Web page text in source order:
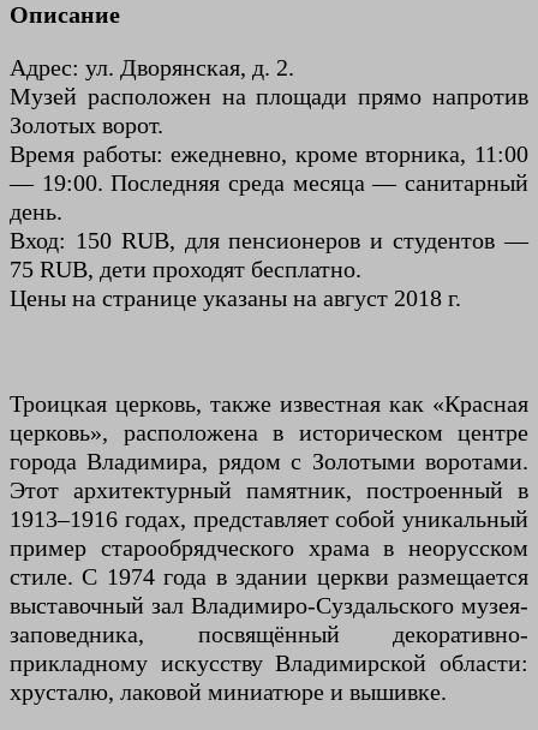
Описание
Адрес: ул. Дворянская, д. 2.
Музей расположен на площади прямо напротив
Золотых ворот.
Время работы: ежедневно, кроме вторника, 11:00
— 19:00. Последняя среда месяца — санитарный
день.
Вход: 150 RUB, для пенсионеров и студентов —
75 RUB, дети проходят бесплатно.
Цены на странице указаны на август 2018 г.
Троицкая церковь, также известная как «Красная
церковь», расположена в историческом центре
города Владимира, рядом с Золотыми воротами.
Этот архитектурный памятник, построенный в
1913–1916 годах, представляет собой уникальный
пример старообрядческого храма в неорусском
стиле. С 1974 года в здании церкви размещается
выставочный зал Владимиро-Суздальского музея-
заповедника, посвящённый декоративно-
прикладному искусству Владимирской области:
хрусталю, лаковой миниатюре и вышивке.